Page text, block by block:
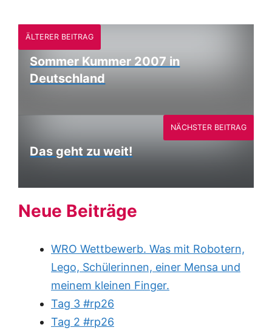
ÄLTERER BEITRAG
Sommer Kummer 2007 in
Deutschland
Das geht zu weit!
NÄCHSTER BEITRAG
Neue Beiträge
WRO Wettbewerb. Was mit Robotern,
Lego, Schülerinnen, einer Mensa und
meinem kleinen Finger.
Tag 3 #rp26
Tag 2 #rp26